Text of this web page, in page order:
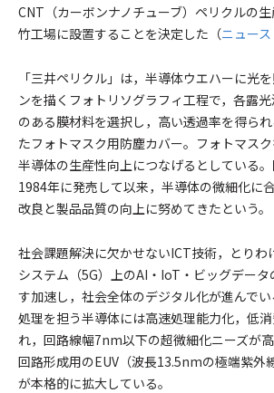
CNT（カーボンナノチューブ）ペリクルの
竹工場に設置することを決定した（ニュー
「三井ペリクル」は，半導体ウエハーに光
ンを描くフォトリソグラフィ工程で，各露
のある膜材料を選択し，高い透過率を得ら
たフォトマスク用防塵カバー。フォトマスク
半導体の生産性向上につなげるとしている
1984年に発売して以来，半導体の微細化に
改良と製品品質の向上に努めてきたという。
社会課題解決に欠かせないICT技術，とりわ
システム（5G）上のAI・IoT・ビッグデータ
す加速し，社会全体のデジタル化が進んで
処理を担う半導体には高速処理能力化，低
れ，回路線幅7nm以下の超微細化ニーズが
回路形成用のEUV（波長13.5nmの極端紫外
が本格的に拡大している。